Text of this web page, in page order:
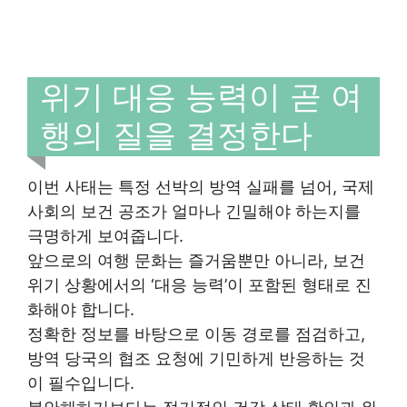
위기 대응 능력이 곧 여
행의 질을 결정한다
이번 사태는 특정 선박의 방역 실패를 넘어, 국제
사회의 보건 공조가 얼마나 긴밀해야 하는지를
극명하게 보여줍니다.
앞으로의 여행 문화는 즐거움뿐만 아니라, 보건
위기 상황에서의 ‘대응 능력’이 포함된 형태로 진
화해야 합니다.
정확한 정보를 바탕으로 이동 경로를 점검하고,
방역 당국의 협조 요청에 기민하게 반응하는 것
이 필수입니다.